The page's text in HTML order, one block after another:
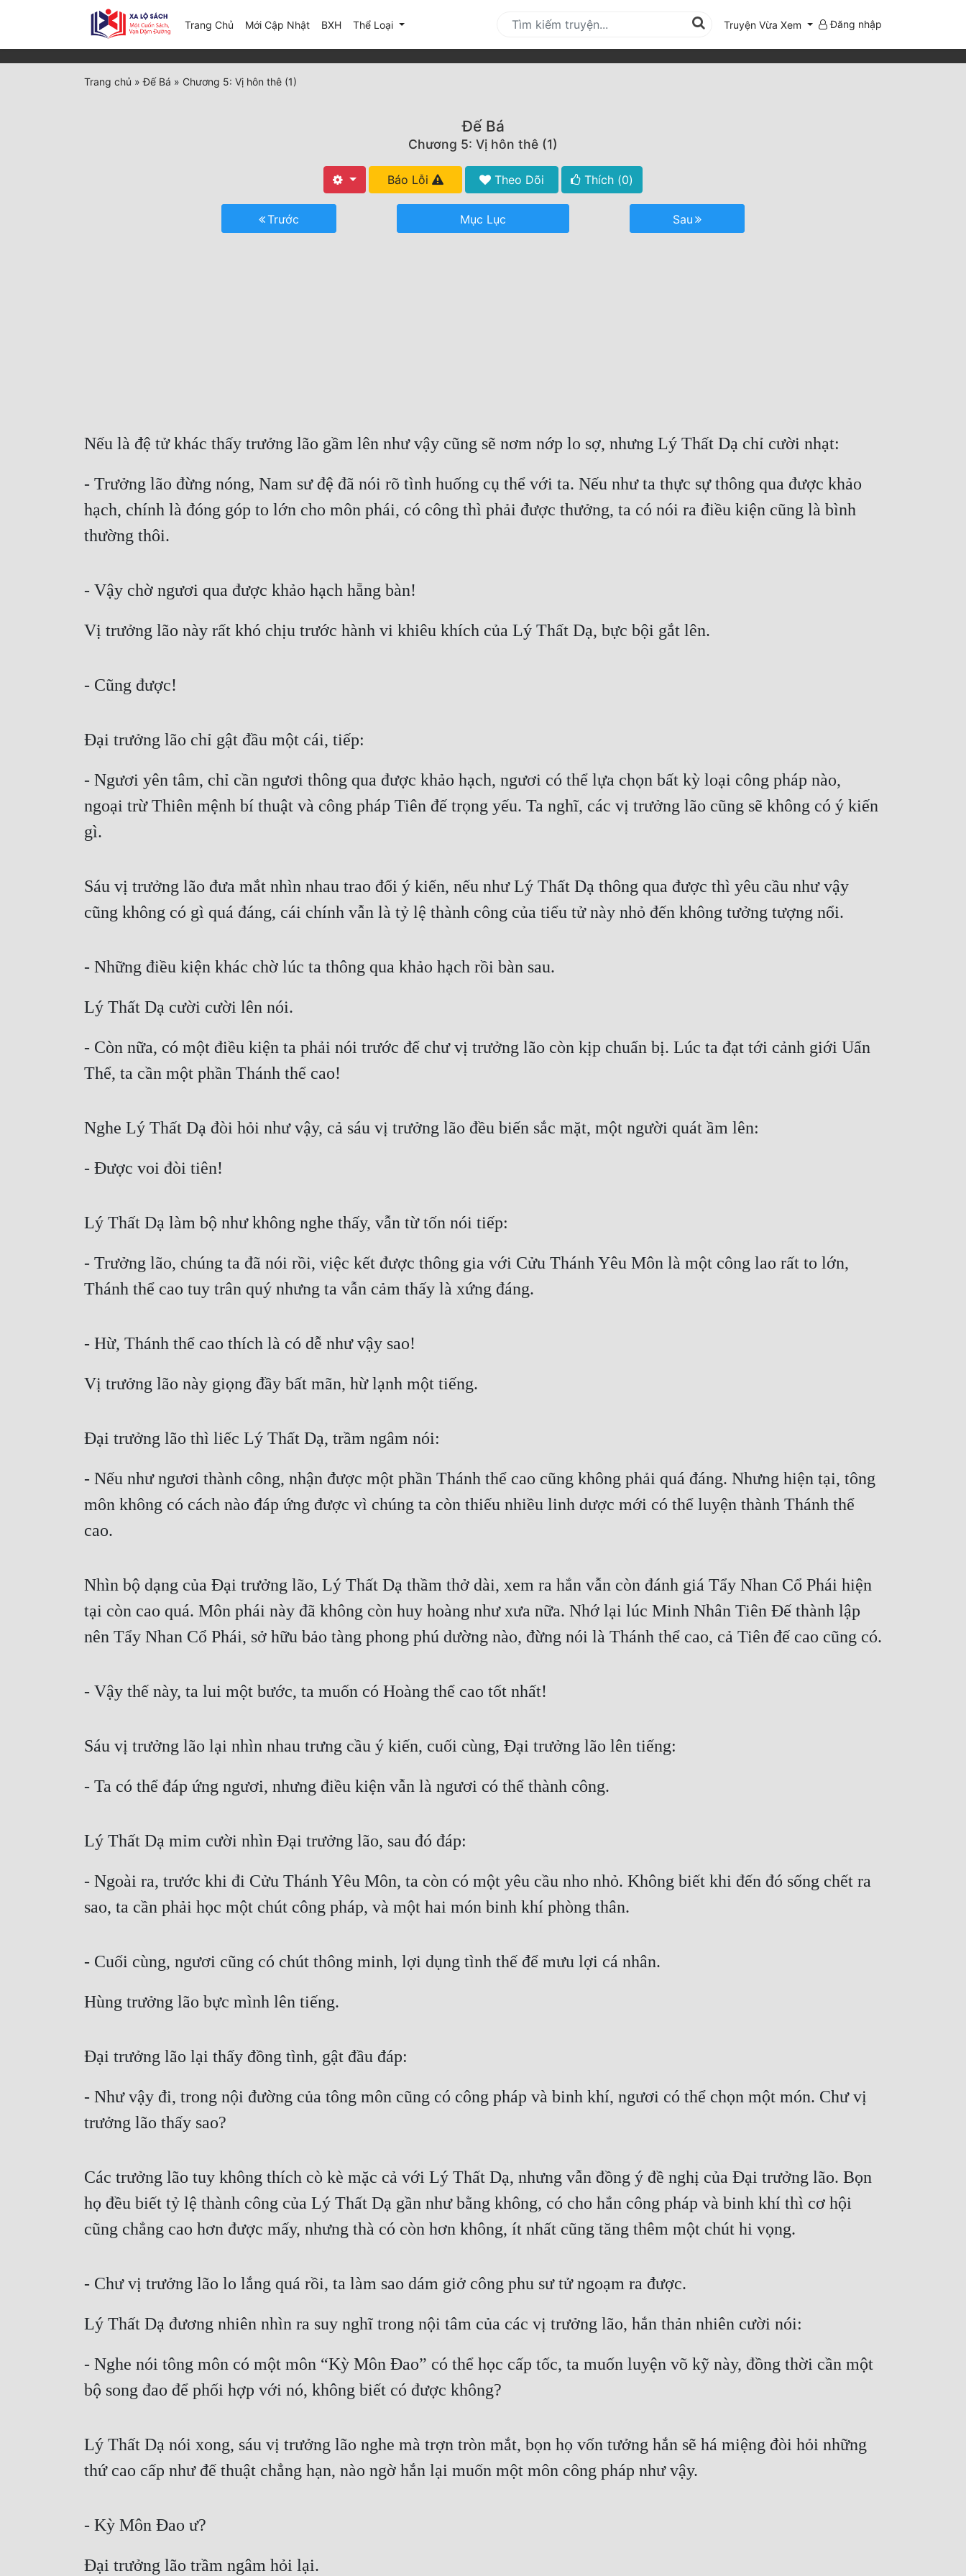
Trang Chủ Mới Cập Nhật(current)
BXH Thể Loại Truyện Vừa Xem Đăng nhập
Trang chủ »Đế Bá » Chương 5: Vị hôn thê (1)
Đế Bá
Chương 5: Vị hôn thê (1)
Báo Lỗi Theo Dõi Thích (0)
Trước Mục Lục Sau
Nếu là đệ tử khác thấy trưởng lão gầm lên như vậy cũng sẽ nơm nớp lo sợ, nhưng Lý Thất Dạ chỉ cười nhạt:
- Trưởng lão đừng nóng, Nam sư đệ đã nói rõ tình huống cụ thể với ta. Nếu như ta thực sự thông qua được khảo
hạch, chính là đóng góp to lớn cho môn phái, có công thì phải được thưởng, ta có nói ra điều kiện cũng là bình
thường thôi.
- Vậy chờ ngươi qua được khảo hạch hẵng bàn!
Vị trưởng lão này rất khó chịu trước hành vi khiêu khích của Lý Thất Dạ, bực bội gắt lên.
- Cũng được!
Đại trưởng lão chỉ gật đầu một cái, tiếp:
- Ngươi yên tâm, chỉ cần ngươi thông qua được khảo hạch, ngươi có thể lựa chọn bất kỳ loại công pháp nào,
ngoại trừ Thiên mệnh bí thuật và công pháp Tiên đế trọng yếu. Ta nghĩ, các vị trưởng lão cũng sẽ không có ý kiến
gì.
Sáu vị trưởng lão đưa mắt nhìn nhau trao đổi ý kiến, nếu như Lý Thất Dạ thông qua được thì yêu cầu như vậy
cũng không có gì quá đáng, cái chính vẫn là tỷ lệ thành công của tiểu tử này nhỏ đến không tưởng tượng nổi.
- Những điều kiện khác chờ lúc ta thông qua khảo hạch rồi bàn sau.
Lý Thất Dạ cười cười lên nói.
- Còn nữa, có một điều kiện ta phải nói trước để chư vị trưởng lão còn kịp chuẩn bị. Lúc ta đạt tới cảnh giới Uẩn
Thể, ta cần một phần Thánh thể cao!
Nghe Lý Thất Dạ đòi hỏi như vậy, cả sáu vị trưởng lão đều biến sắc mặt, một người quát ầm lên:
- Được voi đòi tiên!
Lý Thất Dạ làm bộ như không nghe thấy, vẫn từ tốn nói tiếp:
- Trưởng lão, chúng ta đã nói rồi, việc kết được thông gia với Cửu Thánh Yêu Môn là một công lao rất to lớn,
Thánh thể cao tuy trân quý nhưng ta vẫn cảm thấy là xứng đáng.
- Hừ, Thánh thể cao thích là có dễ như vậy sao!
Vị trưởng lão này giọng đầy bất mãn, hừ lạnh một tiếng.
Đại trưởng lão thì liếc Lý Thất Dạ, trầm ngâm nói:
- Nếu như ngươi thành công, nhận được một phần Thánh thể cao cũng không phải quá đáng. Nhưng hiện tại, tông
môn không có cách nào đáp ứng được vì chúng ta còn thiếu nhiều linh dược mới có thể luyện thành Thánh thể
cao.
Nhìn bộ dạng của Đại trưởng lão, Lý Thất Dạ thầm thở dài, xem ra hắn vẫn còn đánh giá Tẩy Nhan Cổ Phái hiện
tại còn cao quá. Môn phái này đã không còn huy hoàng như xưa nữa. Nhớ lại lúc Minh Nhân Tiên Đế thành lập
nên Tẩy Nhan Cổ Phái, sở hữu bảo tàng phong phú dường nào, đừng nói là Thánh thể cao, cả Tiên đế cao cũng có.
- Vậy thế này, ta lui một bước, ta muốn có Hoàng thể cao tốt nhất!
Sáu vị trưởng lão lại nhìn nhau trưng cầu ý kiến, cuối cùng, Đại trưởng lão lên tiếng:
- Ta có thể đáp ứng ngươi, nhưng điều kiện vẫn là ngươi có thể thành công.
Lý Thất Dạ mỉm cười nhìn Đại trưởng lão, sau đó đáp:
- Ngoài ra, trước khi đi Cửu Thánh Yêu Môn, ta còn có một yêu cầu nho nhỏ. Không biết khi đến đó sống chết ra
sao, ta cần phải học một chút công pháp, và một hai món binh khí phòng thân.
- Cuối cùng, ngươi cũng có chút thông minh, lợi dụng tình thế để mưu lợi cá nhân.
Hùng trưởng lão bực mình lên tiếng.
Đại trưởng lão lại thấy đồng tình, gật đầu đáp:
- Như vậy đi, trong nội đường của tông môn cũng có công pháp và binh khí, ngươi có thể chọn một món. Chư vị
trưởng lão thấy sao?
Các trưởng lão tuy không thích cò kè mặc cả với Lý Thất Dạ, nhưng vẫn đồng ý đề nghị của Đại trưởng lão. Bọn
họ đều biết tỷ lệ thành công của Lý Thất Dạ gần như bằng không, có cho hắn công pháp và binh khí thì cơ hội
cũng chẳng cao hơn được mấy, nhưng thà có còn hơn không, ít nhất cũng tăng thêm một chút hi vọng.
- Chư vị trưởng lão lo lắng quá rồi, ta làm sao dám giở công phu sư tử ngoạm ra được.
Lý Thất Dạ đương nhiên nhìn ra suy nghĩ trong nội tâm của các vị trưởng lão, hắn thản nhiên cười nói:
- Nghe nói tông môn có một môn “Kỳ Môn Đao” có thể học cấp tốc, ta muốn luyện võ kỹ này, đồng thời cần một
bộ song đao để phối hợp với nó, không biết có được không?
Lý Thất Dạ nói xong, sáu vị trưởng lão nghe mà trợn tròn mắt, bọn họ vốn tưởng hắn sẽ há miệng đòi hỏi những
thứ cao cấp như đế thuật chẳng hạn, nào ngờ hắn lại muốn một môn công pháp như vậy.
- Kỳ Môn Đao ư?
Đại trưởng lão trầm ngâm hỏi lại.